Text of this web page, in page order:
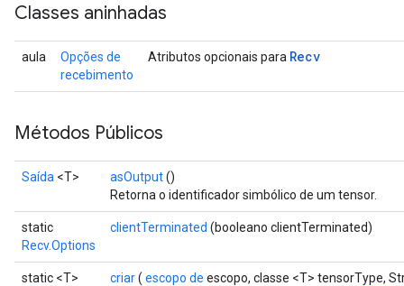
Classes aninhadas
aula
Opções de
recebimento
Atributos opcionais para Recv
Métodos Públicos
Saída <T> asOutput()
Retorna o identificador simbólico de um tensor.
static
Recv.Options
clientTerminated (booleano clientTerminated)
static <T>
criar( escopo de escopo, classe <T> tensorType,